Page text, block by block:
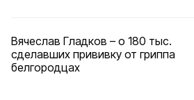
Вячеслав Гладков – о 180 тыс.
сделавших прививку от гриппа
белгородцах